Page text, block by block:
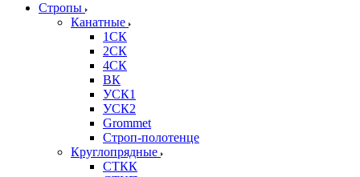
Стропы
Канатные
1СК
2СК
4СК
ВК
УСК1
УСК2
Grommet
Строп-полотенце
Круглопрядные
СТКК